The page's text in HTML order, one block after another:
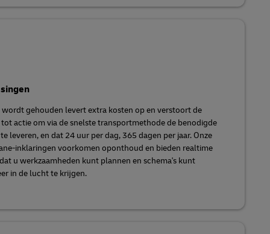
gehouden levert extra kosten op en verstoort de
actie om via de snelste transportmethode de benodigde
leveren, en dat 24 uur per dag, 365 dagen per jaar. Onze
inklaringen voorkomen oponthoud en bieden realtime
u werkzaamheden kunt plannen en schema's kunt
in de lucht te krijgen.